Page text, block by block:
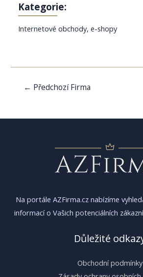
Kategorie:
Internetové obchody, e-shopy
Navigace
← Předchozí Firma
Na portále AZFirma.cz nabízíme
informací o Vašich potenciálních
Důležité
Obchodní podmínky